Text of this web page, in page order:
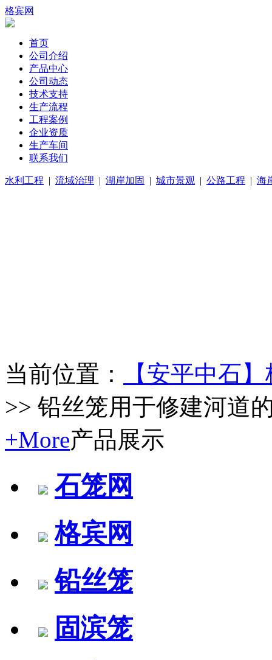
格宾网
首页
公司介绍
产品中心
公司动态
技术支持
生产流程
工程案例
企业资质
生产车间
联系我们
水利工程 | 流域治理 | 湖岸加固 | 城市景观 | 公路工程 | 海
当前位置：
【安平中石
>> 铅丝笼用于修建河道
+More产品展示
石笼网
格宾网
铅丝笼
固滨笼